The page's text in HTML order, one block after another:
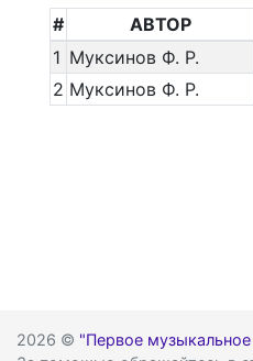
# АВТОР
1 Муксинов Ф. Р.
2 Муксинов Ф. Р.
2026 © "Первое музыкальное